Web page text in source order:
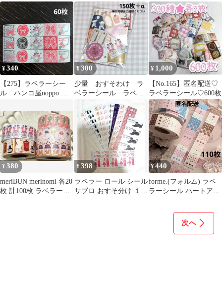
け
ック 60枚
¥340
【275】ラベラーシー
ル ハンコ屋noppo ス
¥300
少量 おすそわけ ラ
ベラーシール ラベラ
ーロールシール 150枚
＋α
¥ 1,000
【No.165】匿名配送♡
ラベラーシール♡600枚
¥380
meriBUN merinomi 各20
枚 計100枚 ラベラーシ
¥398
ラベラー ロール シール
サブロ おすそ分け １０
¥440
forme.(フォルム) ラベ
ラーシール ハートアソ
次へ